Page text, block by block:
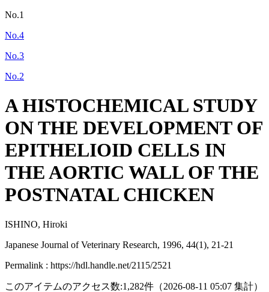
No.1
No.4
No.3
No.2
A HISTOCHEMICAL STUDY
ON THE DEVELOPMENT OF
EPITHELIOID CELLS IN
THE AORTIC WALL OF THE
POSTNATAL CHICKEN
ISHINO, Hiroki
Japanese Journal of Veterinary Research, 1996, 44(1), 21-21
Permalink : https://hdl.handle.net/2115/2521
このアイテムのアクセス数:1,282件 （2026-08-11 05:07 集計）